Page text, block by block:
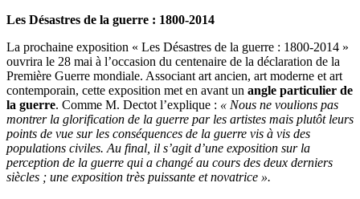
Les Désastres de la guerre : 1800-2014
La prochaine exposition « Les Désastres de la guerre : 1800-2014 »
ouvrira le 28 mai à l’occasion du centenaire de la déclaration de la
Première Guerre mondiale. Associant art ancien, art moderne et art
contemporain, cette exposition met en avant un angle particulier de
la guerre. Comme M. Dectot l’explique : « Nous ne voulions pas
montrer la glorification de la guerre par les artistes mais plutôt leurs
points de vue sur les conséquences de la guerre vis à vis des
populations civiles. Au final, il s’agit d’une exposition sur la
perception de la guerre qui a changé au cours des deux derniers
siècles ; une exposition très puissante et novatrice ».